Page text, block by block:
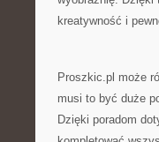
kreatywność i
Proszkic.pl może
musi to być duże
Dzięki poradom